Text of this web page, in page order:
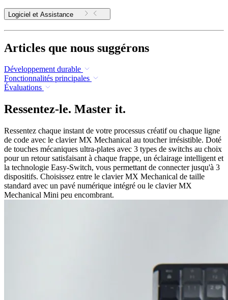
Logiciel et Assistance
Articles que nous suggérons
Développement durable
Fonctionnalités principales
Évaluations
Ressentez-le. Master it.
Ressentez chaque instant de votre processus créatif ou chaque ligne
de code avec le clavier MX Mechanical au toucher irrésistible. Doté
de touches mécaniques ultra-plates avec 3 types de switchs au choix
pour un retour satisfaisant à chaque frappe, un éclairage intelligent et
la technologie Easy-Switch, vous permettant de connecter jusqu'à 3
dispositifs. Choisissez entre le clavier MX Mechanical de taille
standard avec un pavé numérique intégré ou le clavier MX
Mechanical Mini peu encombrant.